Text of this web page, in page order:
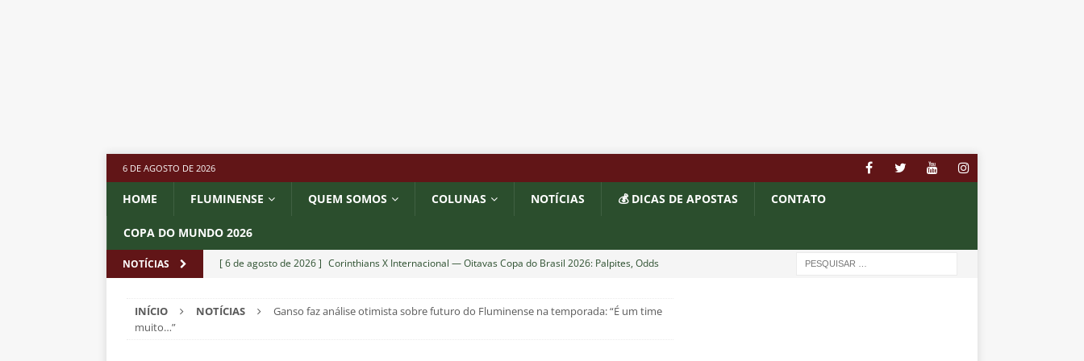
6 DE AGOSTO DE 2026
HOME FLUMINENSE QUEM SOMOS COLUNAS NOTÍCIAS 💰 DICAS DE APOSTAS CONTATO
COPA DO MUNDO 2026
NOTÍCIAS [ 6 de agosto de 2026 ] Corinthians X Internacional — Oitavas Copa do Brasil 2026: Palpites, Odds
[ 6 de agosto de 2026 ] “Assassinato da alma do torcedor”: Vinicius Toledo detona eliminação do
INÍCIO NOTÍCIAS
Ganso faz análise otimista sobre futuro do Fluminense na temporada: “É um time
muito…”